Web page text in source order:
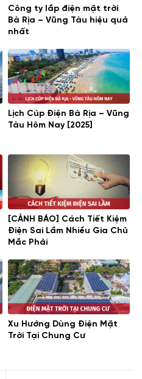
Công ty lắp điện mặt trời
Bà Rịa – Vũng Tàu hiệu quả
nhất
Lịch Cúp Điện Bà Rịa – Vũng
Tàu Hôm Nay [2025]
[CẢNH BÁO] Cách Tiết Kiệm
Điện Sai Lầm Nhiều Gia Chủ
Mắc Phải
Xu Hướng Dùng Điện Mặt
Trời Tại Chung Cư